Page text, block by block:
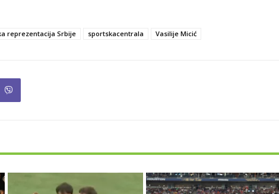
reprezentacija Srbije sportskacentrala Vasilije Micić